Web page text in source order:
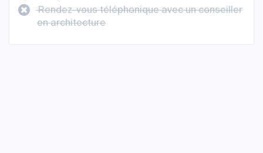
Rendez-vous téléphonique avec un conseiller
en architecture